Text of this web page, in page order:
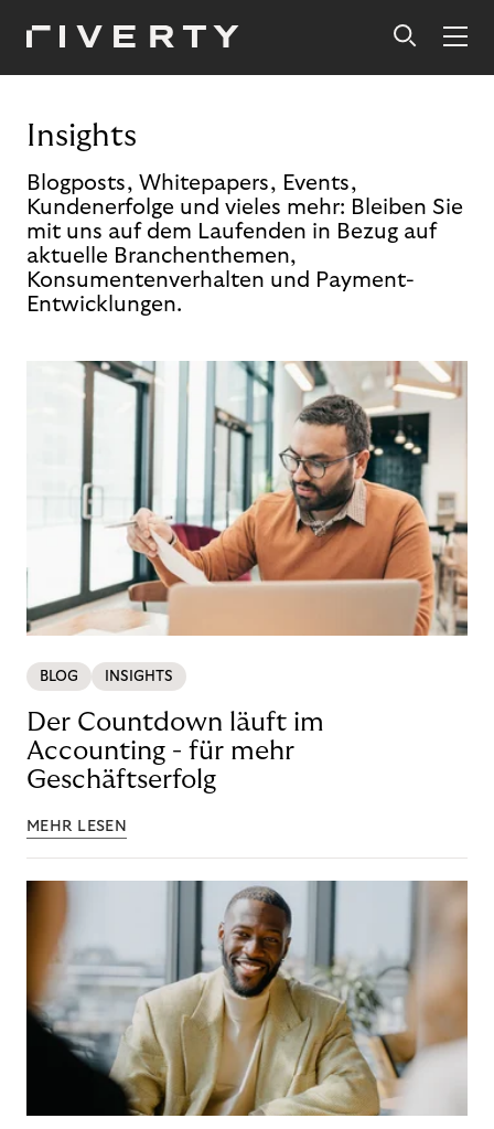
Insights
Blogposts, Whitepapers, Events,
Kundenerfolge und vieles mehr: Bleiben Sie
mit uns auf dem Laufenden in Bezug auf
aktuelle Branchenthemen,
Konsumentenverhalten und Payment-
Entwicklungen.
BLOG INSIGHTS
Der Countdown läuft im
Accounting - für mehr
Geschäftserfolg
MEHR LESEN